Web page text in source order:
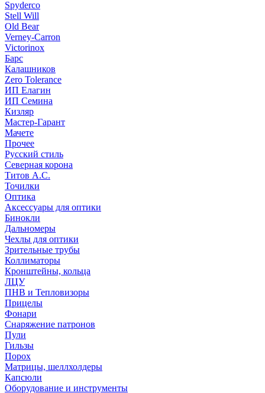
Spyderco
Stell Will
Old Bear
Verney-Carron
Victorinox
Барс
Калашников
Zero Tolerance
ИП Елагин
ИП Семина
Кизляр
Мастер-Гарант
Мачете
Прочее
Русский стиль
Северная корона
Титов А.С.
Точилки
Оптика
Аксессуары для оптики
Бинокли
Дальномеры
Чехлы для оптики
Зрительные трубы
Коллиматоры
Кронштейны, кольца
ЛЦУ
ПНВ и Тепловизоры
Прицелы
Фонари
Снаряжение патронов
Пули
Гильзы
Порох
Матрицы, шеллхолдеры
Капсюли
Оборудование и инструменты